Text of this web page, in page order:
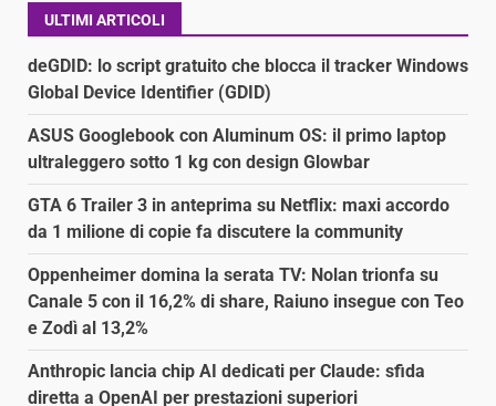
ULTIMI ARTICOLI
deGDID: lo script gratuito che blocca il tracker Windows
Global Device Identifier (GDID)
ASUS Googlebook con Aluminum OS: il primo laptop
ultraleggero sotto 1 kg con design Glowbar
GTA 6 Trailer 3 in anteprima su Netflix: maxi accordo
da 1 milione di copie fa discutere la community
Oppenheimer domina la serata TV: Nolan trionfa su
Canale 5 con il 16,2% di share, Raiuno insegue con Teo
e Zodì al 13,2%
Anthropic lancia chip AI dedicati per Claude: sfida
diretta a OpenAI per prestazioni superiori